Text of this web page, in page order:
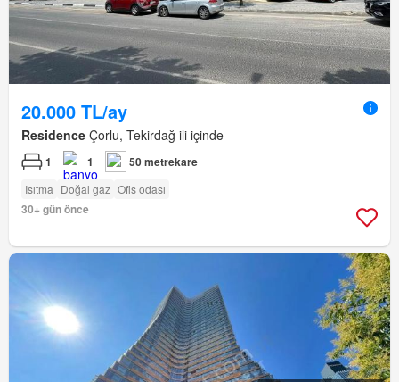
20.000 TL/ay
Residence Çorlu, Tekirdağ ili içinde
1 1 50 metrekare
Isıtma Doğal gaz Ofis odası
30+ gün önce